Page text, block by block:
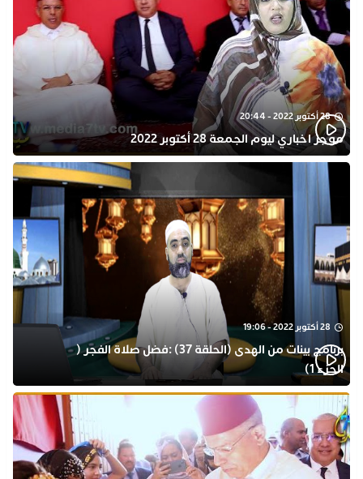
28 أكتوبر 2022 - 20:44
موجز اخباري ليوم الجمعة 28 أكتوبر 2022
28 أكتوبر 2022 - 19:06
برنامج بينات من الهدى (الحلقة 37) :فضل صلاة الفجر (
الجزء 1)